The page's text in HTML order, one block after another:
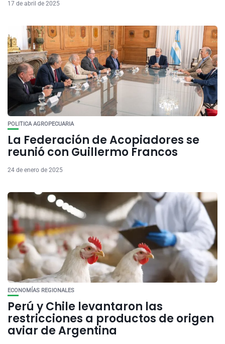
17 de abril de 2025
POLITICA AGROPECUARIA
La Federación de Acopiadores se
reunió con Guillermo Francos
24 de enero de 2025
ECONOMÍAS REGIONALES
Perú y Chile levantaron las
restricciones a productos de origen
aviar de Argentina